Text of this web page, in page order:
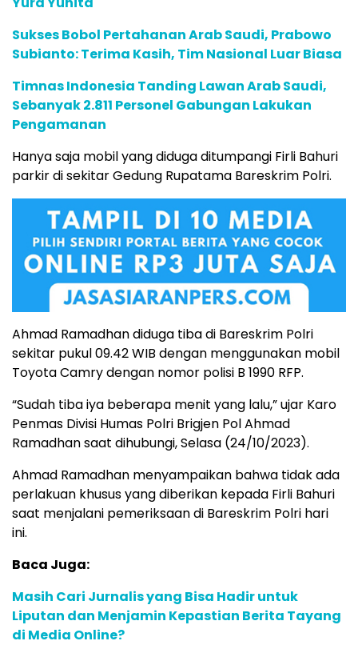
Sukses Bobol Pertahanan Arab Saudi, Prabowo
Subianto: Terima Kasih, Tim Nasional Luar Biasa
Timnas Indonesia Tanding Lawan Arab Saudi,
Sebanyak 2.811 Personel Gabungan Lakukan
Pengamanan
Hanya saja mobil yang diduga ditumpangi Firli Bahuri
parkir di sekitar Gedung Rupatama Bareskrim Polri.
Ahmad Ramadhan diduga tiba di Bareskrim Polri
sekitar pukul 09.42 WIB dengan menggunakan mobil
Toyota Camry dengan nomor polisi B 1990 RFP.
“Sudah tiba iya beberapa menit yang lalu,” ujar Karo
Penmas Divisi Humas Polri Brigjen Pol Ahmad
Ramadhan saat dihubungi, Selasa (24/10/2023).
Ahmad Ramadhan menyampaikan bahwa tidak ada
perlakuan khusus yang diberikan kepada Firli Bahuri
saat menjalani pemeriksaan di Bareskrim Polri hari
ini.
Baca Juga:
Masih Cari Jurnalis yang Bisa Hadir untuk
Liputan dan Menjamin Kepastian Berita Tayang
di Media Online?